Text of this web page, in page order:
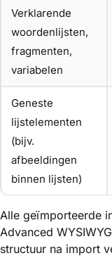
Verklarende
woordenlijsten,
fragmenten,
variabelen
Geneste
lijstelementen
(bijv.
afbeeldingen
binnen lijsten)
Alle geïmporteerde
Advanced
structuur na import